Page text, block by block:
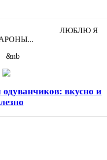
Я
вкусно и